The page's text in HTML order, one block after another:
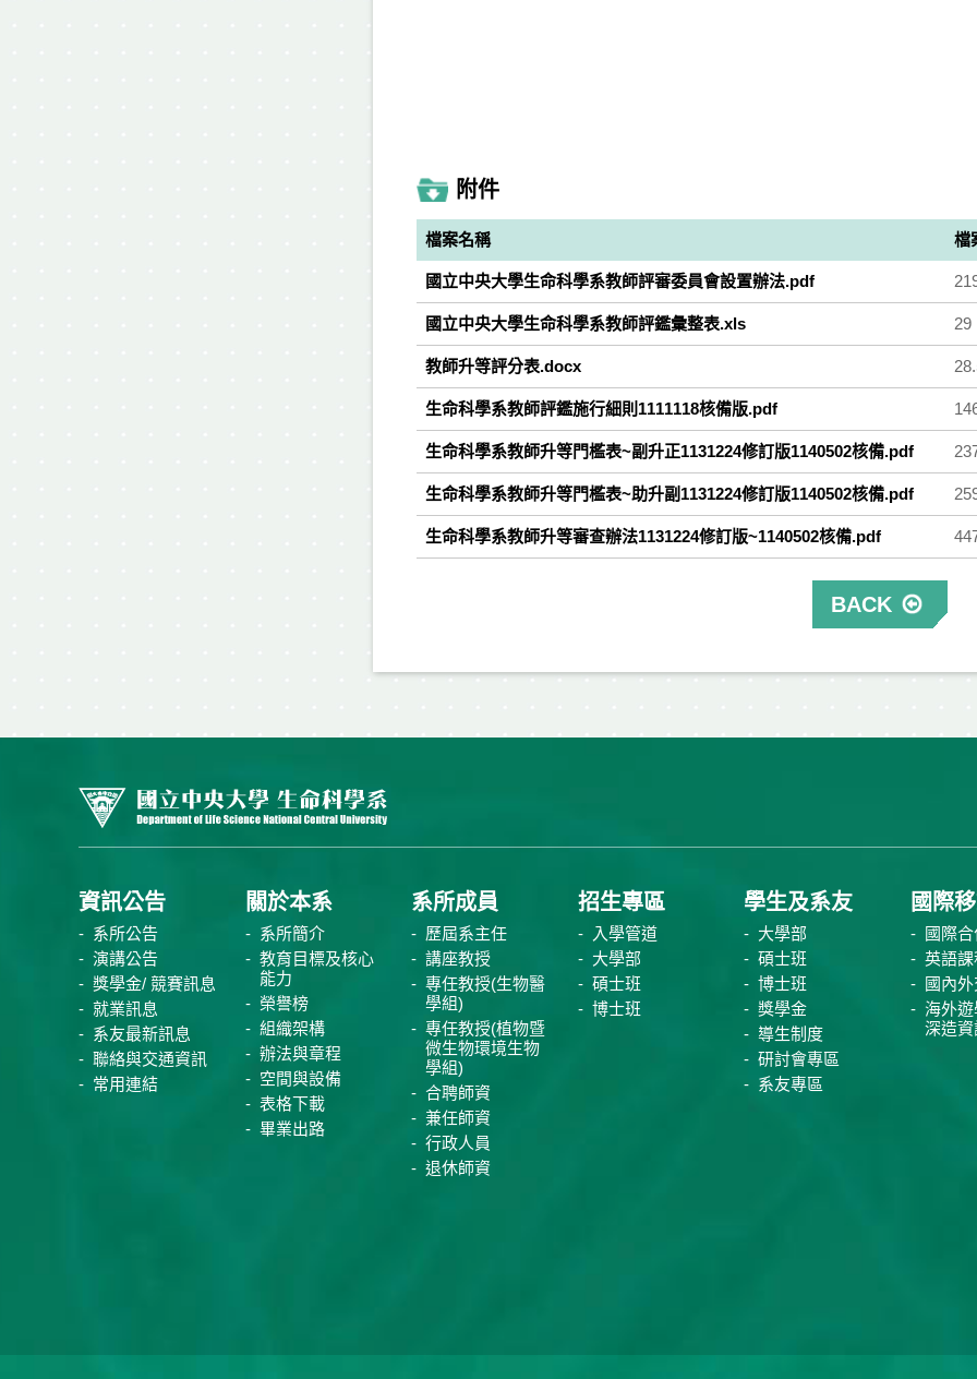
附件
檔案名稱 檔
國立中央大學生命科學系教師評審委員會設置辦法.pdf
國立中央大學生命科學系教師評鑑彙整表.xls 29
教師升等評分表.docx
生命科學系教師評鑑施行細則1111118核備版.pdf
生命科學系教師升等門檻表~副升正1131224修訂版1140502核備.pdf
生命科學系教師升等門檻表~助升副1131224修訂版1140502核備.pdf
生命科學系教師升等審查辦法1131224修訂版~1140502核備.pdf
BACK
資訊公告
系所公告
演講公告
獎學金/ 競賽訊息
就業訊息
系友最新訊息
聯絡與交通資訊
常用連結
關於本系
系所簡介
教育目標及核心
能力
榮譽榜
組織架構
辦法與章程
空間與設備
表格下載
畢業出路
系所成員
歷屆系主任
講座教授
專任教授(生物醫
學組)
專任教授(植物暨
微生物環境生物
學組)
合聘師資
兼任師資
行政人員
退休師資
招生專區
入學管道
大學部
碩士班
博士班
學生及系友
大學部
碩士班
博士班
獎學金
導生制度
研討會專區
系友專區
國際
國際合
英語課
國內
海外
深造資